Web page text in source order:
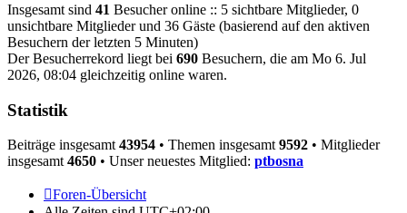
Insgesamt sind 41 Besucher online :: 5 sichtbare Mitglieder, 0
unsichtbare Mitglieder und 36 Gäste (basierend auf den aktiven
Besuchern der letzten 5 Minuten)
Der Besucherrekord liegt bei 690 Besuchern, die am Mo 6. Jul
2026, 08:04 gleichzeitig online waren.
Statistik
Beiträge insgesamt 43954 • Themen insgesamt 9592 • Mitglieder
insgesamt 4650 • Unser neuestes Mitglied: ptbosna
Foren-Übersicht